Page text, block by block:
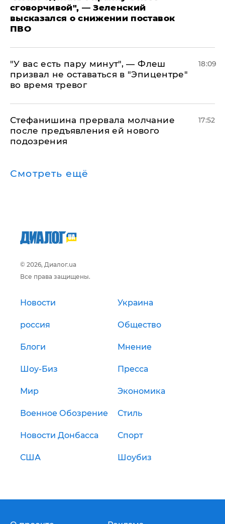
сговорчивой", — Зеленский
высказался о снижении поставок
ПВО
​"У вас есть пару минут", — Флеш
призвал не оставаться в "Эпицентре"
во время тревог
18:09
Стефанишина прервала молчание
после предъявления ей нового
подозрения
17:52
Смотреть ещё
© 2026, Диалог.ua
Все права защищены.
Новости Украина
россия Общество
Блоги Мнение
Шоу-Биз Пресса
Мир Экономика
Военное Обозрение Стиль
Новости Донбасса Спорт
США Шоубиз